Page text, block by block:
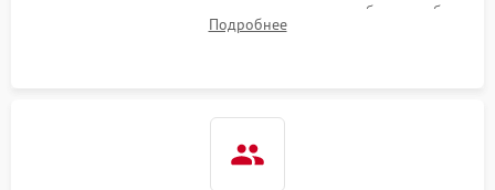
выявления посторонних шумов, протечек или сбоев в работе
электронного модуля управления.
Подробнее